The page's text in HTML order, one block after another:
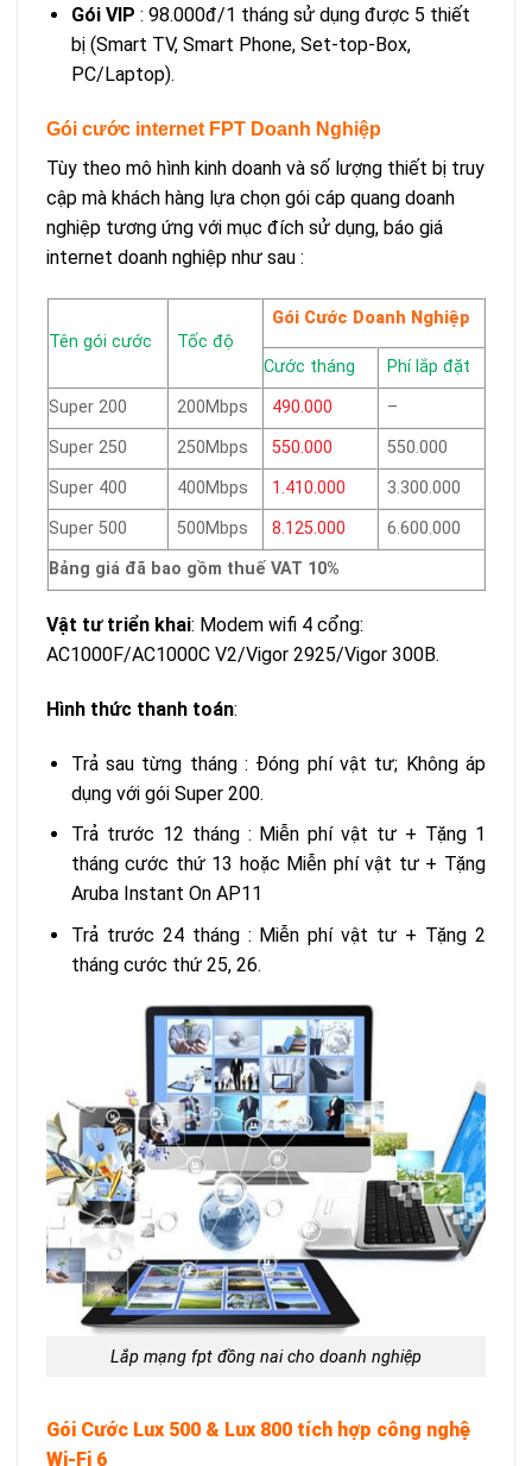
Gói VIP : 98.000đ/1 tháng sử dụng được 5 thiết
bị (Smart TV, Smart Phone, Set-top-Box,
PC/Laptop).
Gói cước internet FPT Doanh Nghiệp
Tùy theo mô hình kinh doanh và số lượng thiết bị truy
cập mà khách hàng lựa chọn gói cáp quang doanh
nghiệp tương ứng với mục đích sử dụng, báo giá
internet doanh nghiệp như sau :
Tên gói cước Tốc độ
Gói Cước Doanh Nghiệp
Cước tháng
Phí lắp đặt
Super 200
200Mbps 490.000
–
Super 250
250Mbps 550.000
550.000
Super 400
400Mbps 1.410.000
3.300.000
Super 500
500Mbps 8.125.000
6.600.000
Bảng giá đã bao gồm thuế VAT 10%
Vật tư triển khai: Modem wifi 4 cổng:
AC1000F/AC1000C V2/Vigor 2925/Vigor 300B.
Hình thức thanh toán:
Trả sau từng tháng : Đóng phí vật tư; Không áp
dụng với gói Super 200.
Trả trước 12 tháng : Miễn phí vật tư + Tặng 1
tháng cước thứ 13 hoặc Miễn phí vật tư + Tặng
Aruba Instant On AP11
Trả trước 24 tháng : Miễn phí vật tư + Tặng 2
tháng cước thứ 25, 26.
Lắp mạng fpt đồng nai cho doanh nghiệp
Gói Cước Lux 500 & Lux 800 tích hợp công nghệ
Wi-Fi 6